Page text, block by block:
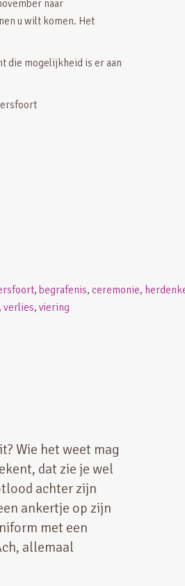
naar
u wilt komen. Het
die mogelijkheid is er aan
, begrafenis, ceremonie,
, verlies, viering
Wie het weet mag
dat zie je wel
achter zijn
ankertje op zijn
met een
allemaal